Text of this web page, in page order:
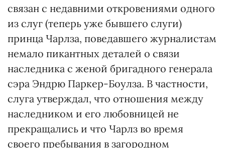
связан с недавними откровениями одного
из слуг (теперь уже бывшего слуги)
принца Чарлза, поведавшего журналистам
немало пикантных деталей о связи
наследника с женой бригадного генерала
сэра Эндрю Паркер-Боулза. В частности,
слуга утверждал, что отношения между
наследником и его любовницей не
прекращались и что Чарлз во время
своего пребывания в загородном